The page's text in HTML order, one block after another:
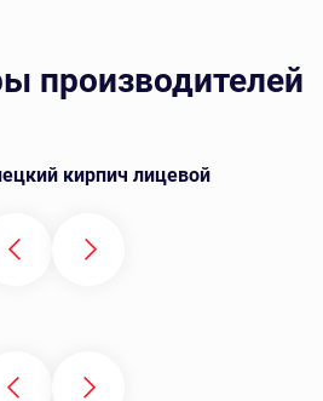
производителей
кирпич лицевой